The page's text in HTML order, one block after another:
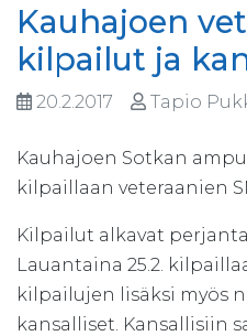
Kauhajoen
kilpailut ja
20.2.2017 Tapio
Kauhajoen Sotkan
kilpaillaan veteraanien
Kilpailut alkavat
Lauantaina 25.2.
kilpailujen lisäksi myös
kansalliset. Kansallisiin